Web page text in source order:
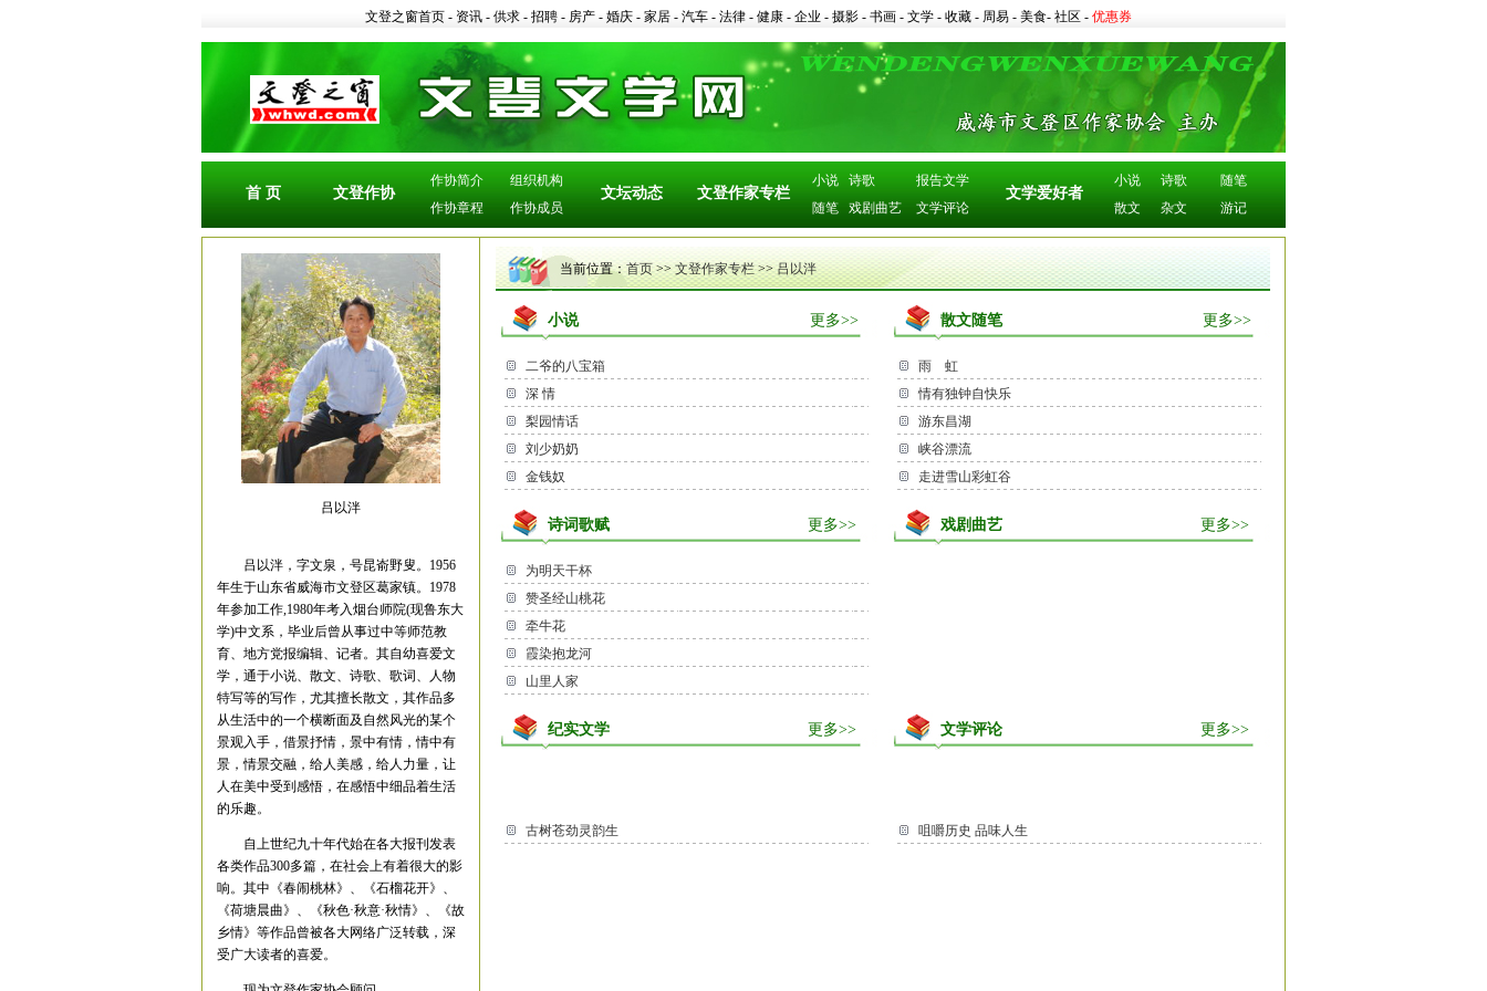
文登之窗首页 - 资讯 - 供求 - 招聘 - 房产 - 婚庆 - 家居 - 汽车 - 法律 - 健康 - 企业 - 摄影 - 书画 - 文学 - 收藏 - 周易 - 美食- 社区 - 优惠券
首 页 文登作协
作协简介
组织机构
作协章程
作协成员
文坛动态 文登作家专栏
小说 诗歌
报告文学
随笔
戏剧曲艺 文学评论
文学爱好者
小说 诗歌
随笔
散文
杂文 游记
吕以泮
吕以泮，字文泉，号昆嵛野叟。1956
年生于山东省威海市文登区葛家镇。1978
年参加工作,1980年考入烟台师院(现鲁东大
学)中文系，毕业后曾从事过中等师范教
育、地方党报编辑、记者。其自幼喜爱文
学，通于小说、散文、诗歌、歌词、人物
特写等的写作，尤其擅长散文，其作品多
从生活中的一个横断面及自然风光的某个
景观入手，借景抒情，景中有情，情中有
景，情景交融，给人美感，给人力量，让
人在美中受到感悟，在感悟中细品着生活
的乐趣。
自上世纪九十年代始在各大报刊发表
各类作品300多篇，在社会上有着很大的影
响。其中《春闹桃林》、《石榴花开》、
《荷塘晨曲》、《秋色·秋意·秋情》、《故
乡情》等作品曾被各大网络广泛转载，深
受广大读者的喜爱。
当前位置： 首页>>文登作家专栏>>吕以泮
小说 更多>> 散文随笔 更多>>
二爷的八宝箱
深 情
梨园情话
刘少奶奶
金钱奴
雨 虹
情有独钟自快乐
游东昌湖
峡谷漂流
走进雪山彩虹谷
诗词歌赋 更多>> 戏剧曲艺 更多>>
为明天干杯
赞圣经山桃花
牵牛花
霞染抱龙河
山里人家
纪实文学 更多>> 文学评论 更多>>
古树苍劲灵韵生 咀嚼历史 品味人生